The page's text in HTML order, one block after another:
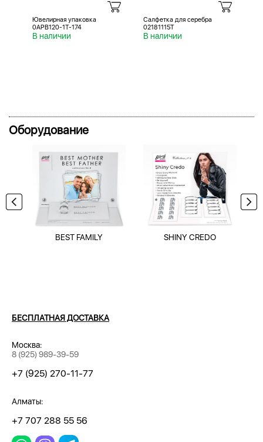
Ювелирная упаковка
0APB120-1T-174
В наличии
Салфетка для серебра
02181115T
В наличии
Оборудование
BEST FAMILY SHINY CREDO
БЕСПЛАТНАЯ ДОСТАВКА
Москва:
8 (925) 989-39-59
+7 (925) 270-11-77
Алматы:
+7 707 288 55 56